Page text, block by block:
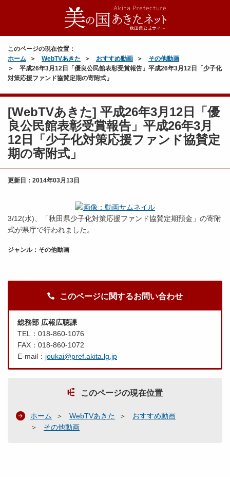
このページの現在位置：
ホーム
WebTVあきた おすすめ動画
その他動画
平成26年3月12日「優良公民館表彰受賞報告」平成26年3月12日「少子化
対策応援ファンド協賛定期の寄附式」
[WebTVあきた] 平成26年3月12日「優
良公民館表彰受賞報告」平成26年3月
12日「少子化対策応援ファンド協賛定
期の寄附式」
更新日： 2014年03月13日
3/12(水)、「秋田県少子化対策応援ファンド協賛定期預金」の寄附
式が県庁で行われました。
ジャンル：その他動画
このページに関するお問い合わせ
総務部 広報広聴課
TEL：018-860-1076
FAX：018-860-1072
E-mail： joukai@pref.akita.lg.jp
このページの現在位置
ホーム WebTVあきた
おすすめ動画
その他動画